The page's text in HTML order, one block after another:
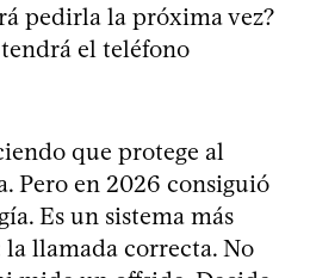
pedirla la próxima vez?
el teléfono
que protege al
Pero en 2026 consiguió
Es un sistema más
llamada correcta. No